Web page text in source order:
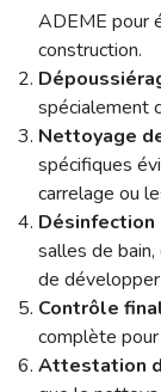
normes, voici les 7
professionnelles :
Débarras
ADEME pour
construction.
spécialement
Nettoyage
spécifiques
carrelage ou
Désinfection
salles de
de